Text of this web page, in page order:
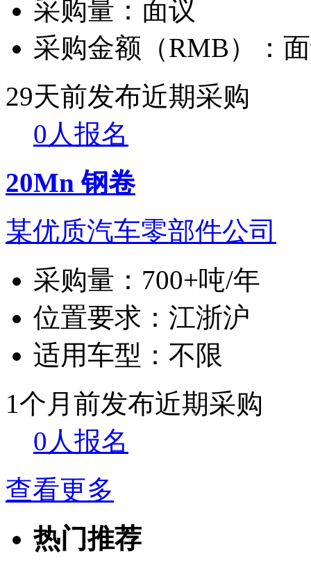
采购量： 面议
采购金额（RMB）：
29天前发布近期采购
0人报名
20Mn 钢卷
某优质汽车零部件公司
采购量： 700+吨/年
位置要求： 江浙沪
适用车型： 不限
1个月前发布近期采购
0人报名
查看更多
热门推荐